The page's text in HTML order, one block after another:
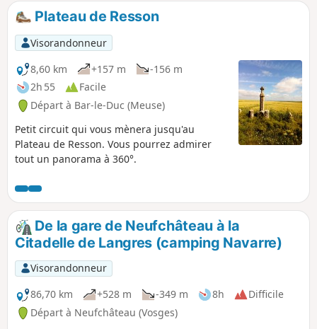
Plateau de Resson
Visorandonneur
8,60 km
+157 m
-156 m
2h 55
Facile
Départ à Bar-le-Duc (Meuse)
Petit circuit qui vous mènera jusqu'au
Plateau de Resson. Vous pourrez admirer
tout un panorama à 360°.
De la gare de Neufchâteau à la
Citadelle de Langres (camping Navarre)
Visorandonneur
86,70 km
+528 m -349 m 8h
Difficile
Départ à Neufchâteau (Vosges)